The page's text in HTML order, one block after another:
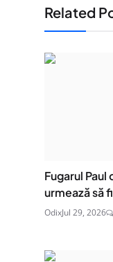
Related
Fugarul Paul
urmează să
OdixJul 29, 2026